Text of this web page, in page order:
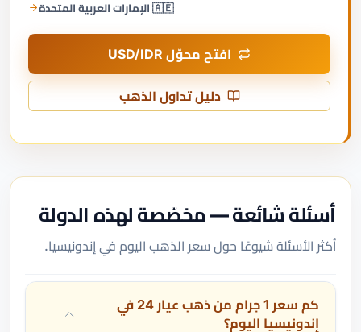
🇦🇪 الإمارات العربية المتحدة
افتح محوّل USD/IDR
دليل تداول الذهب
أسئلة شائعة — مخصّصة لهذه الدولة
أكثر الأسئلة شيوعًا حول سعر الذهب اليوم في إندونيسيا.
كم سعر 1 جرام من ذهب عيار 24 في
إندونيسيا اليوم؟